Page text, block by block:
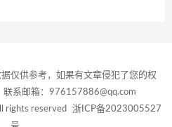
仅供参考，如果有文章侵犯了您的权
联系邮箱：976157886@qq.com
rights reserved
浙ICP备2023005527